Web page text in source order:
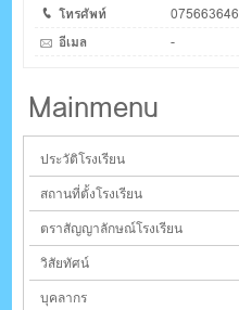
โทรศัพท์
075663646
อีเมล
-
Mainmenu
ประวัติโรงเรียน
สถานที่ตั้งโรงเรียน
ตราสัญญาลักษณ์โรงเรียน
วิสัยทัศน์
บุคลากร